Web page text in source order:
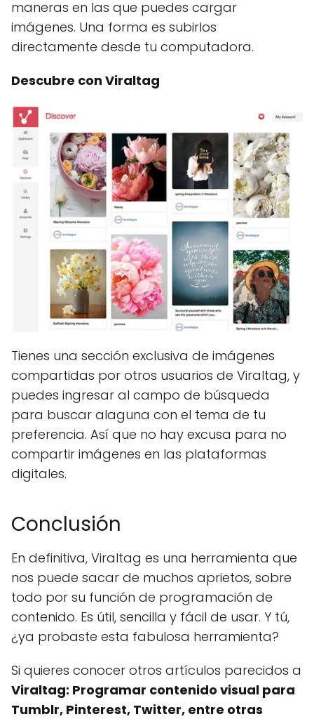
maneras en las que puedes cargar
imágenes. Una forma es subirlos
directamente desde tu computadora.
Descubre con Viraltag
Tienes una sección exclusiva de imágenes
compartidas por otros usuarios de Viraltag, y
puedes ingresar al campo de búsqueda
para buscar alaguna con el tema de tu
preferencia. Así que no hay excusa para no
compartir imágenes en las plataformas
digitales.
Conclusión
En definitiva, Viraltag es una herramienta que
nos puede sacar de muchos aprietos, sobre
todo por su función de programación de
contenido. Es útil, sencilla y fácil de usar. Y tú,
¿ya probaste esta fabulosa herramienta?
Si quieres conocer otros artículos parecidos a
Viraltag: Programar contenido visual para
Tumblr, Pinterest, Twitter, entre otras